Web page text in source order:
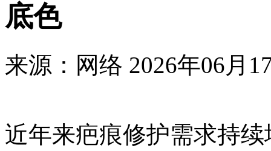
底色
来源：网络 2026年06月
近年来疤痕修护需求持